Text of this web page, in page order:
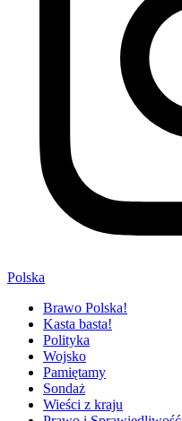
Polska
Brawo Polska!
Kasta basta!
Polityka
Wojsko
Pamiętamy
Sondaż
Wieści z kraju